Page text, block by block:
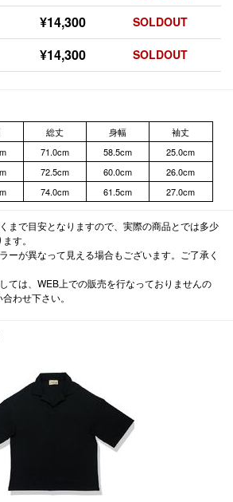
¥14,300 SOLDOUT
¥14,300 SOLDOUT
総丈 身幅
袖丈
71.0cm 58.5cm
25.0cm
72.5cm 60.0cm
26.0cm
74.0cm 61.5cm 27.0cm
まで目安となりますので、実際の商品とでは多少
す。
ーが異なって見える場合もございます。ご了承く
ては、WEB上での販売を行なっておりませんの
わせ下さい。